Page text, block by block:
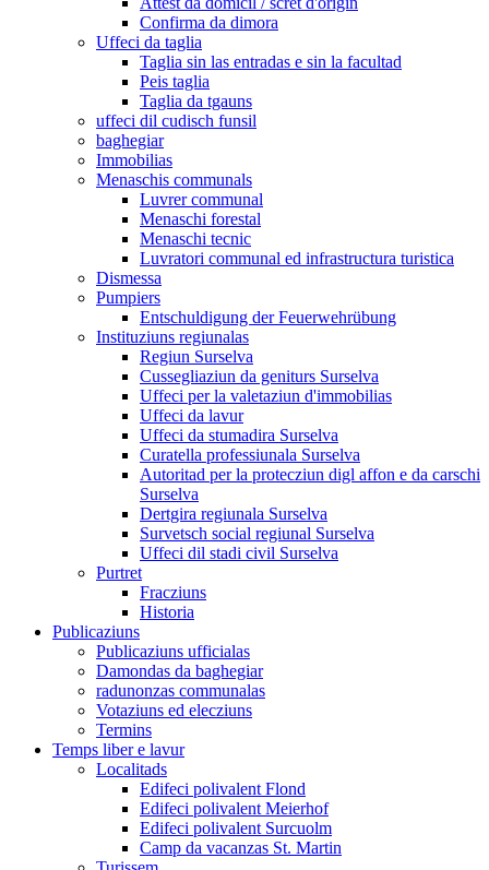
Confirma da dimora
Uffeci da taglia
Taglia sin las entradas e sin la facultad
Peis taglia
Taglia da tgauns
uffeci dil cudisch funsil
baghegiar
Immobilias
Menaschis communals
Luvrer communal
Menaschi forestal
Menaschi tecnic
Luvratori communal ed infrastructura turistica
Dismessa
Pumpiers
Entschuldigung der Feuerwehrübung
Instituziuns regiunalas
Regiun Surselva
Cussegliaziun da geniturs Surselva
Uffeci per la valetaziun d'immobilias
Uffeci da lavur
Uffeci da stumadira Surselva
Curatella professiunala Surselva
Autoritad per la protecziun digl affon e da carschi
Surselva
Dertgira regiunala Surselva
Survetsch social regiunal Surselva
Uffeci dil stadi civil Surselva
Purtret
Fracziuns
Historia
Publicaziuns
Publicaziuns ufficialas
Damondas da baghegiar
radunonzas communalas
Votaziuns ed elecziuns
Termins
Temps liber e lavur
Localitads
Edifeci polivalent Flond
Edifeci polivalent Meierhof
Edifeci polivalent Surcuolm
Camp da vacanzas St. Martin